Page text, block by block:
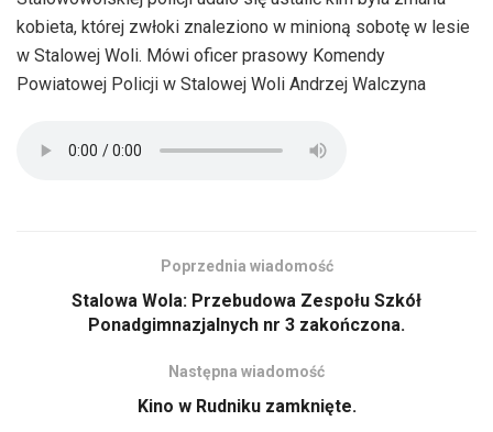
kobieta, której zwłoki znaleziono w minioną sobotę w lesie
w Stalowej Woli. Mówi oficer prasowy Komendy
Powiatowej Policji w Stalowej Woli Andrzej Walczyna
Poprzednia wiadomość
Stalowa Wola: Przebudowa Zespołu Szkół
Ponadgimnazjalnych nr 3 zakończona.
Następna wiadomość
Kino w Rudniku zamknięte.